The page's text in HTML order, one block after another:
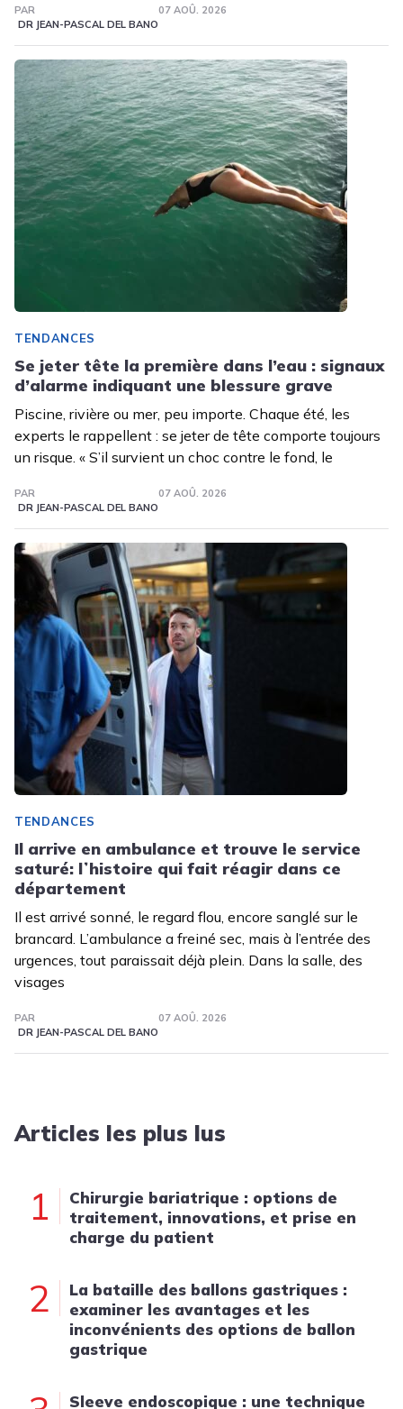
PAR
DR JEAN-PASCAL DEL BANO
07 AOÛ. 2026
TENDANCES
Se jeter tête la première dans l’eau : signaux
d’alarme indiquant une blessure grave
Piscine, rivière ou mer, peu importe. Chaque été, les
experts le rappellent : se jeter de tête comporte toujours
un risque. « S’il survient un choc contre le fond, le
PAR
DR JEAN-PASCAL DEL BANO
07 AOÛ. 2026
TENDANCES
Il arrive en ambulance et trouve le service
saturé: lʼhistoire qui fait réagir dans ce
département
Il est arrivé sonné, le regard flou, encore sanglé sur le
brancard. L’ambulance a freiné sec, mais à l’entrée des
urgences, tout paraissait déjà plein. Dans la salle, des
visages
PAR
DR JEAN-PASCAL DEL BANO
07 AOÛ. 2026
Articles les plus lus
1
Chirurgie bariatrique : options de
traitement, innovations, et prise en
charge du patient
2
La bataille des ballons gastriques :
examiner les avantages et les
inconvénients des options de ballon
gastrique
Sleeve endoscopique : une technique